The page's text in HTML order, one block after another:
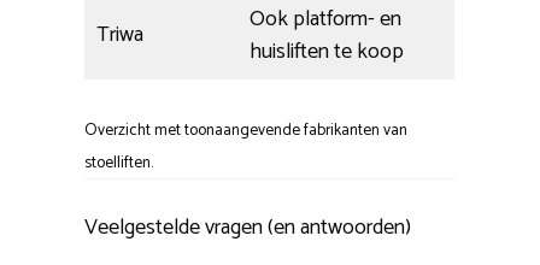
Triwa
Ook platform- en
huisliften te koop
Overzicht met toonaangevende fabrikanten van
stoelliften.
Veelgestelde vragen (en antwoorden)